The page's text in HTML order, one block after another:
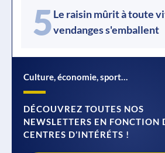
5Le raisin mûrit à toute
vendanges s'emballent
Culture, économie, sport…
DÉCOUVREZ TOUTES NOS
NEWSLETTERS EN FONCTION
CENTRES D’INTÉRÉTS !